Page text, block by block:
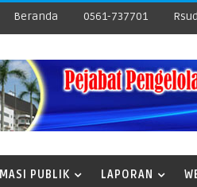
Beranda 0561-737701
PUBLIK LAPORAN